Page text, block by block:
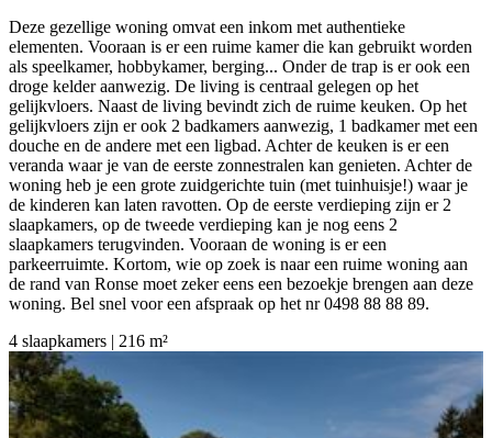
Deze gezellige woning omvat een inkom met authentieke
elementen. Vooraan is er een ruime kamer die kan gebruikt worden
als speelkamer, hobbykamer, berging... Onder de trap is er ook een
droge kelder aanwezig. De living is centraal gelegen op het
gelijkvloers. Naast de living bevindt zich de ruime keuken. Op het
gelijkvloers zijn er ook 2 badkamers aanwezig, 1 badkamer met een
douche en de andere met een ligbad. Achter de keuken is er een
veranda waar je van de eerste zonnestralen kan genieten. Achter de
woning heb je een grote zuidgerichte tuin (met tuinhuisje!) waar je
de kinderen kan laten ravotten. Op de eerste verdieping zijn er 2
slaapkamers, op de tweede verdieping kan je nog eens 2
slaapkamers terugvinden. Vooraan de woning is er een
parkeerruimte. Kortom, wie op zoek is naar een ruime woning aan
de rand van Ronse moet zeker eens een bezoekje brengen aan deze
woning. Bel snel voor een afspraak op het nr 0498 88 88 89.
4 slaapkamers | 216 m²